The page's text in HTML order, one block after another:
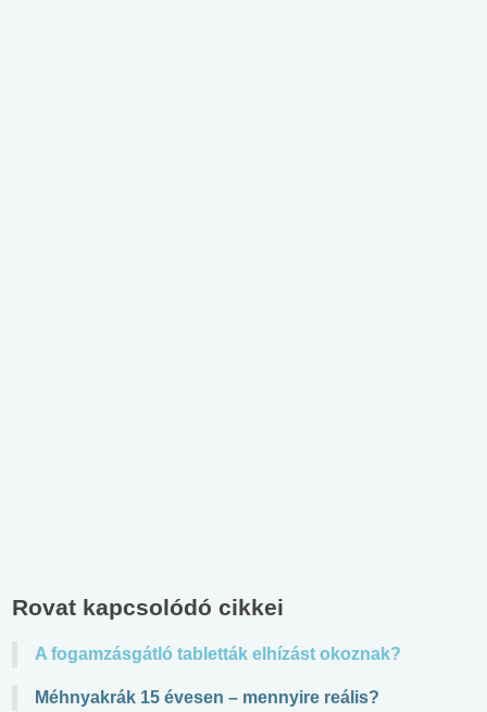
Rovat kapcsolódó cikkei
A fogamzásgátló tabletták elhízást okoznak?
Méhnyakrák 15 évesen – mennyire reális?